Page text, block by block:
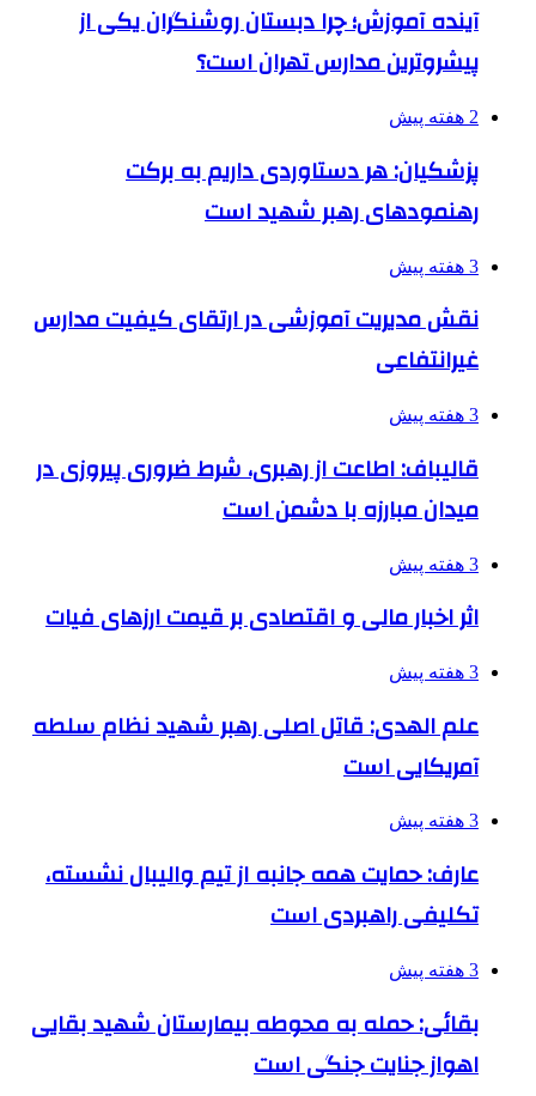
آینده آموزش؛ چرا دبستان روشنگران یکی از
پیشروترین مدارس تهران است؟
2 هفته پیش
پزشکیان: هر دستاوردی داریم به برکت
رهنمودهای رهبر شهید است
3 هفته پیش
نقش مدیریت آموزشی در ارتقای کیفیت مدارس
غیرانتفاعی
3 هفته پیش
قالیباف: اطاعت از رهبری، شرط ضروری پیروزی در
میدان مبارزه با دشمن است
3 هفته پیش
اثر اخبار مالی و اقتصادی بر قیمت ارزهای فیات
3 هفته پیش
علم الهدی: قاتل اصلی رهبر شهید نظام سلطه
آمریکایی است
3 هفته پیش
عارف: حمایت همه جانبه از تیم والیبال نشسته،
تکلیفی راهبردی است
3 هفته پیش
بقائی: حمله به محوطه بیمارستان شهید بقایی
اهواز جنایت جنگی است